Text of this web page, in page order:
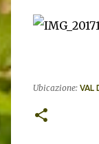
Ubicazione: VAL